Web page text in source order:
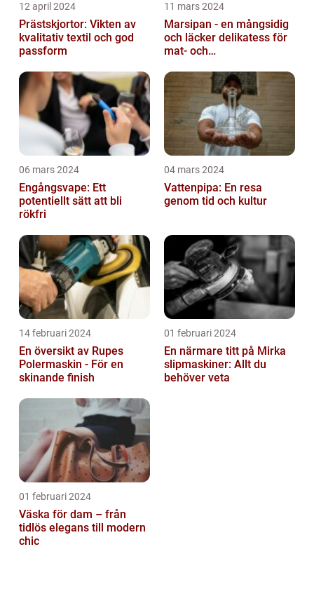
12 april 2024
Prästskjortor: Vikten av
kvalitativ textil och god
passform
11 mars 2024
Marsipan - en mångsidig
och läcker delikatess för
mat- och
06 mars 2024
Engångsvape: Ett
potentiellt sätt att bli
rökfri
04 mars 2024
Vattenpipa: En resa
genom tid och kultur
14 februari 2024
En översikt av Rupes
Polermaskin - För en
skinande finish
01 februari 2024
En närmare titt på Mirka
slipmaskiner: Allt du
behöver veta
01 februari 2024
Väska för dam – från
tidlös elegans till modern
chic